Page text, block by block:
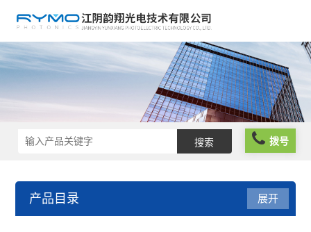
拨号
产品目录 展开